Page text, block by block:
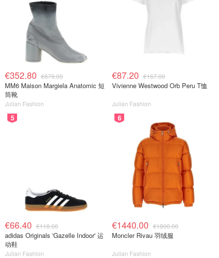
€352.80 €679.00
MM6 Maison Margiela Anatomic 短
筒靴
Julian Fashion
€87.20 €167.00
Vivienne Westwood Orb Peru T恤
Julian Fashion
5
€66.40 €118.00
adidas Originals 'Gazelle Indoor' 运
动鞋
Julian Fashion
6
€1440.00 €1800.00
Moncler Rivau 羽绒服
Julian Fashion